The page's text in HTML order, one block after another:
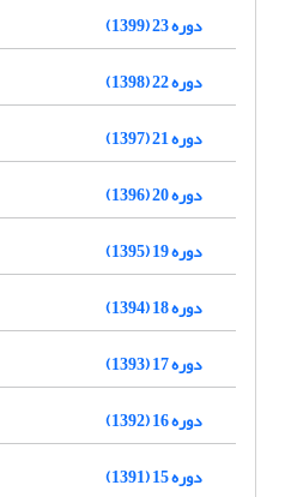
دوره 23 (1399)
دوره 22 (1398)
دوره 21 (1397)
دوره 20 (1396)
دوره 19 (1395)
دوره 18 (1394)
دوره 17 (1393)
دوره 16 (1392)
دوره 15 (1391)